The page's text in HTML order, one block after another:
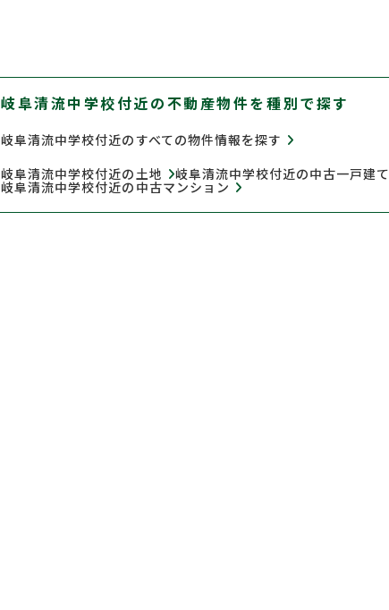
岐阜清流中学校付近の不動産物件を種別で探す
岐阜清流中学校付近のすべての物件情報を探す
岐阜清流中学校付近の土地
岐阜清流中学校付近の中古一戸建て
岐阜清流中学校付近の中古マンション